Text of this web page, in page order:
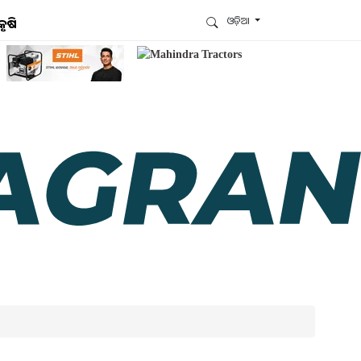
ଓଡ଼ିଆ
ଆମେ ହ୍ବାଟ୍ସଆପ୍‌ରେ ଅଛୁ ! ଆମ ହ୍ବାଟ୍ସଆପ ଗ୍ରୁପରେ
ଏବଂ ଆପଙ୍କୁ ଆବଶ୍ୟକ ହେଉଥିବା ସବୁ
ଗୁରୁତ୍ବପୂର୍ଣ୍ଣ ଅପଡେଟ୍‌ ପାଆନ୍ତୁ ପ୍ରତିଦିନ ।